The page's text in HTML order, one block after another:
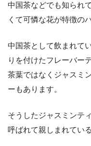
中国茶などでも知られ
くて可憐な花が特徴の
中国茶として飲まれて
りを付けたフレーバー
茶葉ではなくジャスミ
ーもあります。
そうしたジャスミンテ
呼ばれて親しまれてい